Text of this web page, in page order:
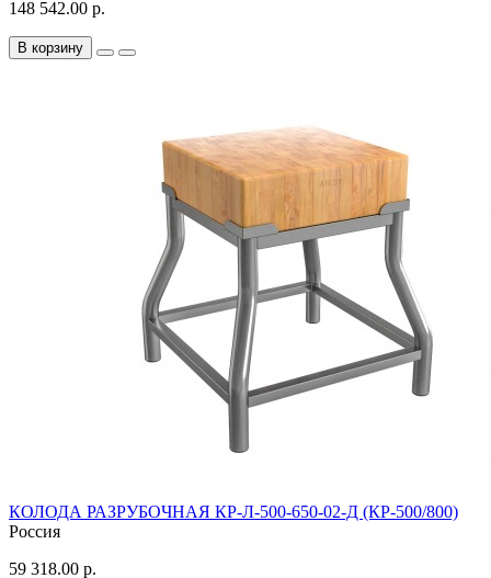
148 542.00 р.
В корзину
КОЛОДА РАЗРУБОЧНАЯ КР-Л-500-650-02-Д (КР-500/800)
Россия
59 318.00 р.